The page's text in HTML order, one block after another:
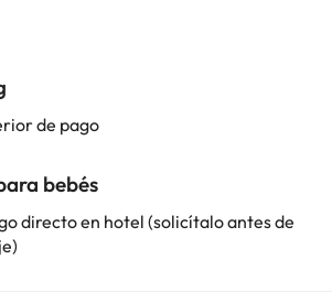
de pago
bebés
directo en hotel (solicítalo antes de